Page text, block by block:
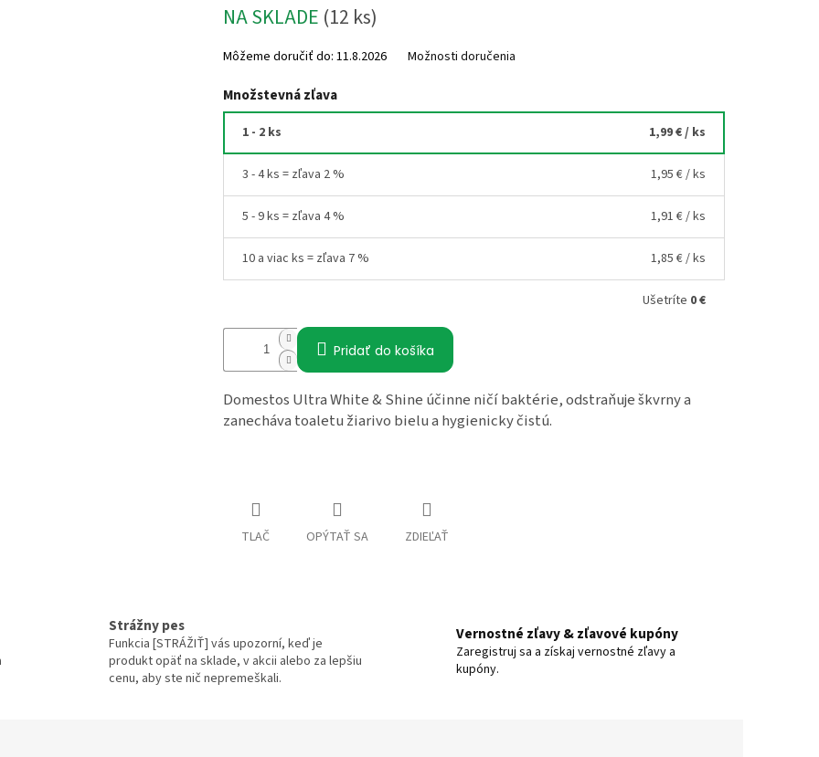
hviezdičiek.
NA SKLADE (12 ks)
Môžeme doručiť do: 11.8.2026 Možnosti doručenia
Množstevná zľava
1 - 2 ks 1,99 €/ ks
3 - 4 ks = zľava 2 % 1,95 €/ ks
5 - 9 ks = zľava 4 % 1,91 €/ ks
10 a viac ks = zľava 7 % 1,85 €/ ks
Ušetríte 0 €
Pridať do košíka
Domestos Ultra White & Shine účinne ničí baktérie, odstraňuje škvrny a
zanecháva toaletu žiarivo bielu a hygienicky čistú.
TLAČ OPÝTAŤ SA ZDIEĽAŤ
Strážny pes
Funkcia [STRÁŽIŤ] vás upozorní, keď je
produkt opäť na sklade, v akcii alebo za lepšiu
cenu, aby ste nič nepremeškali.
Vernostné zľavy & zľavové kupóny
Zaregistruj sa a získaj vernostné zľavy a
kupóny.